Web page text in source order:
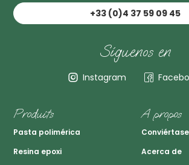
+33 (0)4 37 59 09 45
Síguenos en
Instagram
Produits
Pasta polimérica
Resina epoxi
A propos
Acerca de